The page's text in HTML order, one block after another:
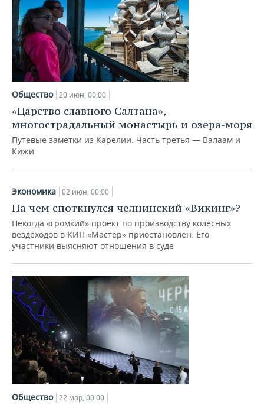
Общество 20 июн, 00:00
«Царство славного Салтана»,
многострадальный монастырь и озера-моря
Путевые заметки из Карелии. Часть третья — Валаам и
Кижи
Экономика 02 июн, 00:00
На чем споткнулся челнинский «Викинг»?
Некогда «громкий» проект по производству колесных
вездеходов в КИП «Мастер» приостановлен. Его
участники выясняют отношения в суде
Общество 22 мар, 00:00